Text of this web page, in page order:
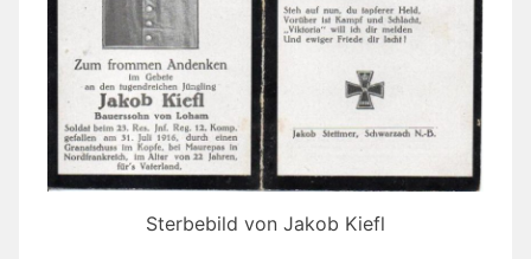
Sterbebild von Jakob Kiefl